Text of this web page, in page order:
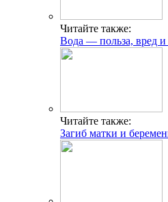
Читайте также:
Вода — польза, вред и
Читайте также:
Загиб матки и